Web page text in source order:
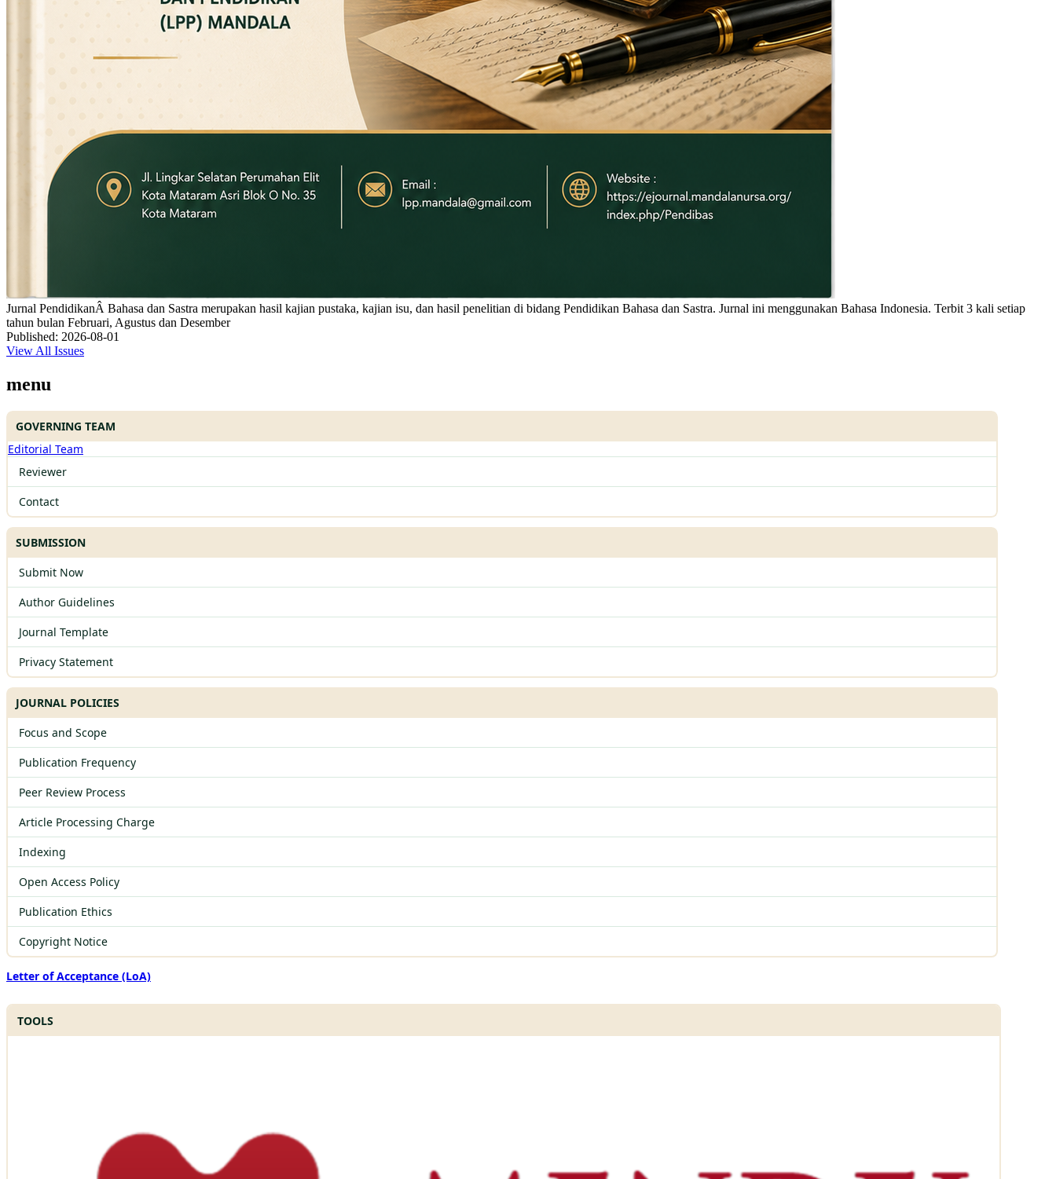
Jurnal PendidikanÂ Bahasa dan Sastra merupakan hasil kajian pustaka, kajian isu, dan hasil penelitian di bidang Pendidikan Bahasa dan Sastra. Jurnal ini menggunakan Bahasa Indonesia. Terbit 3 kali setiap
tahun bulan Februari, Agustus dan Desember
Published: 2026-08-01
View All Issues
menu
GOVERNING TEAM
Editorial Team
Reviewer
Contact
SUBMISSION
Submit Now
Author Guidelines
Journal Template
Privacy Statement
JOURNAL POLICIES
Focus and Scope
Publication Frequency
Peer Review Process
Article Processing Charge
Indexing
Open Access Policy
Publication Ethics
Copyright Notice
Letter of Acceptance (LoA)
TOOLS